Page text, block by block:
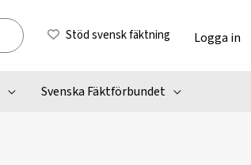
Stöd svensk fäktning Logga in
Svenska Fäktförbundet